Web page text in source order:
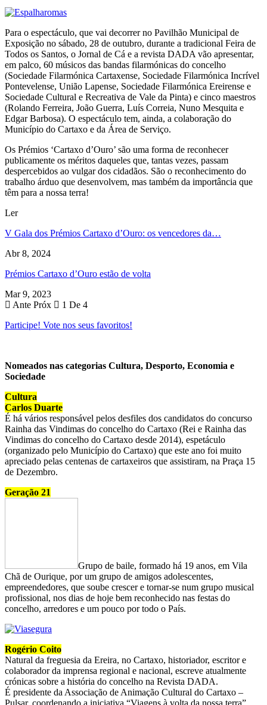
Para o espectáculo, que vai decorrer no Pavilhão Municipal de
Exposição no sábado, 28 de outubro, durante a tradicional Feira de
Todos os Santos, o Jornal de Cá e a revista DADA vão apresentar,
em palco, 60 músicos das bandas filarmónicas do concelho
(Sociedade Filarmónica Cartaxense, Sociedade Filarmónica Incrível
Pontevelense, União Lapense, Sociedade Filarmónica Ereirense e
Sociedade Cultural e Recreativa de Vale da Pinta) e cinco maestros
(Rolando Ferreira, João Guerra, Luís Correia, Nuno Mesquita e
Edgar Barbosa). O espectáculo tem, ainda, a colaboração do
Município do Cartaxo e da Área de Serviço.
Os Prémios ‘Cartaxo d’Ouro’ são uma forma de reconhecer
publicamente os méritos daqueles que, tantas vezes, passam
despercebidos ao vulgar dos cidadãos. São o reconhecimento do
trabalho árduo que desenvolvem, mas também da importância que
têm para a nossa terra!
Ler
V Gala dos Prémios Cartaxo d’Ouro: os vencedores da…
Abr 8, 2024
Prémios Cartaxo d’Ouro estão de volta
Mar 9, 2023
Ante Próx
1 De 4
Participe! Vote nos seus favoritos!
Nomeados nas categorias Cultura, Desporto, Economia e
Sociedade
Cultura
Carlos Duarte
É há vários responsável pelos desfiles dos candidatos do concurso
Rainha das Vindimas do concelho do Cartaxo (Rei e Rainha das
Vindimas do concelho do Cartaxo desde 2014), espetáculo
(organizado pelo Município do Cartaxo) que este ano foi muito
apreciado pelas centenas de cartaxeiros que assistiram, na Praça 15
de Dezembro.
Geração 21
Grupo de baile, formado há 19 anos, em Vila
Chã de Ourique, por um grupo de amigos adolescentes,
empreendedores, que soube crescer e tornar-se num grupo musical
profissional, nos dias de hoje bem reconhecido nas festas do
concelho, arredores e um pouco por todo o País.
Rogério Coito
Natural da freguesia da Ereira, no Cartaxo, historiador, escritor e
colaborador da imprensa regional e nacional, escreve atualmente
crónicas sobre a história do concelho na Revista DADA.
É presidente da Associação de Animação Cultural do Cartaxo –
Pulsar, coordenando a iniciativa “Viagens à volta da nossa terra”.